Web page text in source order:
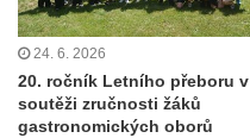
24. 6. 2026
20. ročník Letního přeboru v
soutěži zručnosti žáků
gastronomických oborů